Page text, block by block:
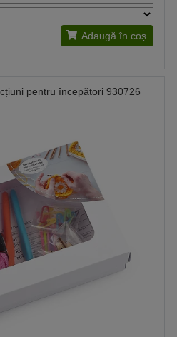
Adaugă în coș
pentru începători 930726